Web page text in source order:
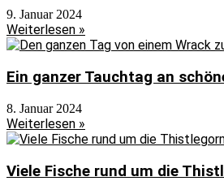
9. Januar 2024
Weiterlesen »
Ein ganzer Tauchtag an
8. Januar 2024
Weiterlesen »
Viele Fische rund um die